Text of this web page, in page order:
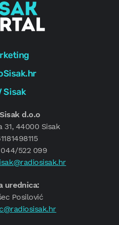
Sisak
d.o.o
31, 44000 Sisak
522 099
urednica:
Posilović